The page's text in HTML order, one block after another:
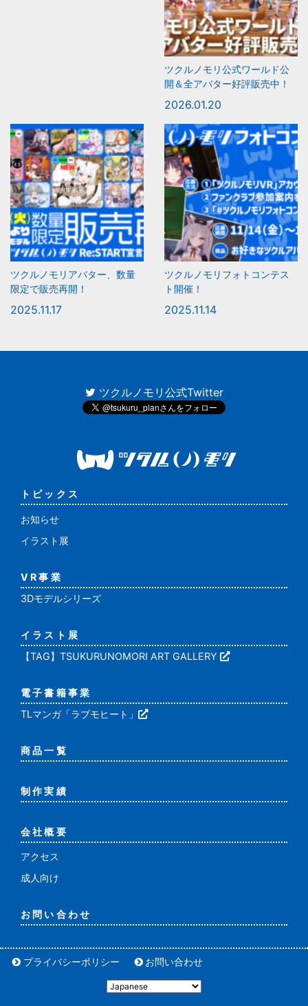
ツクルノモリ公式ワールド公
開＆全アバター好評販売中！
2026.01.20
ツクルノモリアバター、数量
限定で販売再開！
2025.11.17
ツクルノモリフォトコンテス
ト開催！
2025.11.14
トピックス
お知らせ
イラスト展
VR事業
3Dモデルシリーズ
イラスト展
【TAG】TSUKURUNOMORI ART GALLERY
電子書籍事業
TLマンガ「ラブモヒート」
商品一覧
制作実績
会社概要
アクセス
成人向け
お問い合わせ
ツクルノモリ公式Twitter
プライバシーポリシー お問い合わせ